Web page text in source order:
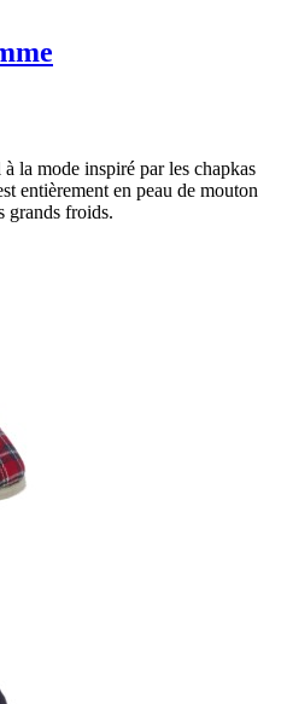
la mode inspiré par les chapkas
entièrement en peau de mouton
grands froids.